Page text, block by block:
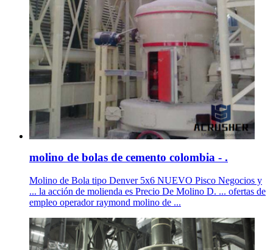
molino de bolas de cemento colombia - .
Molino de Bola tipo Denver 5x6 NUEVO Pisco Negocios y
... la acción de molienda es Precio De Molino D. ... ofertas de
empleo operador raymond molino de ...